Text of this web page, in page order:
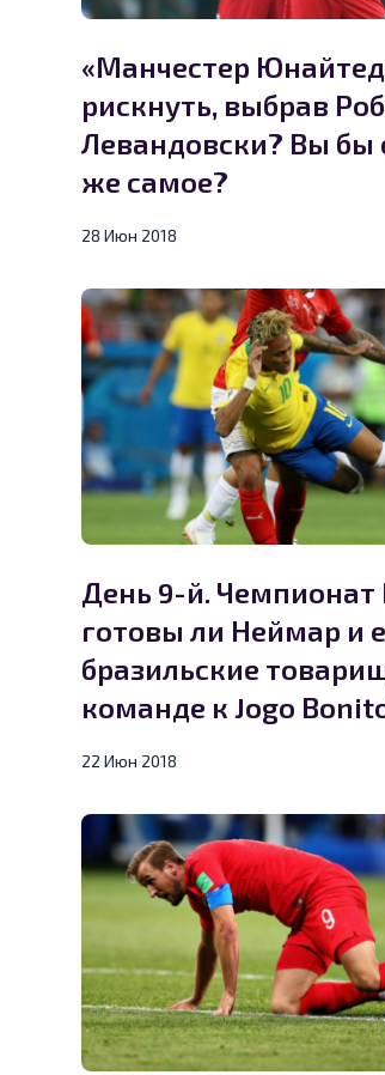
«Манчестер
рискнуть, выбрав
Левандовски? Вы бы
же самое?
28 Июн 2018
День 9-й.
готовы ли Неймар и
бразильские
команде к Jogo
22 Июн 2018